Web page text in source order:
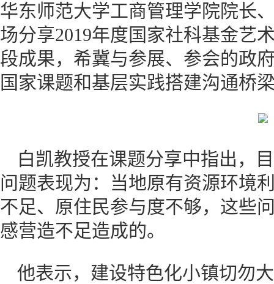
华东师范大学工商管理学院院长
场分享2019年度国家社科基金艺
段成果，希冀与参展、参会的政
国家课题和基层实践搭建沟通桥
白凯教授在课题分享中指出，
问题表现为：当地原有资源环境
不足、原住民参与度不够，这些
感营造不足造成的。
他表示，建设特色化小镇切勿